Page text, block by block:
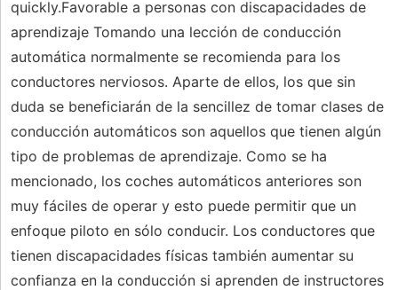
quickly.Favorable a personas con discapacidades de
aprendizaje Tomando una lección de conducción
automática normalmente se recomienda para los
conductores nerviosos. Aparte de ellos, los que sin
duda se beneficiarán de la sencillez de tomar clases de
conducción automáticos son aquellos que tienen algún
tipo de problemas de aprendizaje. Como se ha
mencionado, los coches automáticos anteriores son
muy fáciles de operar y esto puede permitir que un
enfoque piloto en sólo conducir. Los conductores que
tienen discapacidades físicas también aumentar su
confianza en la conducción si aprenden de instructores